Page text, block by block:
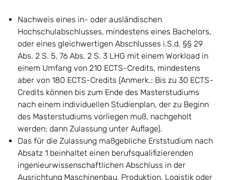
Nachweis eines in- oder ausländischen
Hochschulabschlusses, mindestens eines Bachelors,
oder eines gleichwertigen Abschlusses i.S.d. §§ 29
Abs. 2 S. 5, 76 Abs. 2 S. 3 LHG mit einem Workload in
einem Umfang von 210 ECTS-Credits, mindestens
aber von 180 ECTS-Credits (Anmerk.: Bis zu 30 ECTS-
Credits können bis zum Ende des Masterstudiums
nach einem individuellen Studienplan, der zu Beginn
des Masterstudiums vorliegen muß, nachgeholt
werden; dann Zulassung unter Auflage).
Das für die Zulassung maßgebliche Erststudium nach
Absatz 1 beinhaltet einen berufsqualifizierenden
ingenieurwissenschaftlichen Abschluss in der
Ausrichtung Maschinenbau, Produktion, Logistik oder